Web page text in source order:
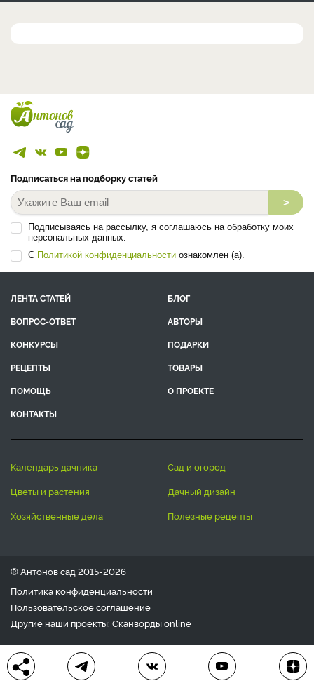
Подписаться на подборку статей
>
Подписываясь на рассылку, я соглашаюсь на обработку моих
персональных данных.
С Политикой конфиденциальности ознакомлен (а).
ЛЕНТА СТАТЕЙ
БЛОГ
ВОПРОС-ОТВЕТ
АВТОРЫ
КОНКУРСЫ
ПОДАРКИ
РЕЦЕПТЫ
ТОВАРЫ
ПОМОЩЬ
О ПРОЕКТЕ
КОНТАКТЫ
календарь дачника
сад и огород
цветы и растения
дачный дизайн
хозяйственные дела
полезные рецепты
® Антонов сад 2015-2026
Политика конфиденциальности
Пользовательское соглашение
Другие наши проекты: Сканвордыonline
Любое использование материала допускается только с
письменного согласия редакции